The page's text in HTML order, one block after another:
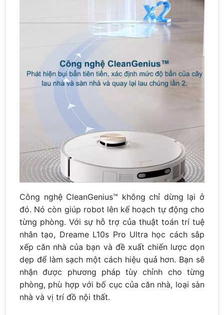
Công nghệ CleanGenius™ không chỉ dừng lại ở
đó. Nó còn giúp robot lên kế hoạch tự động cho
từng phòng. Với sự hỗ trợ của thuật toán trí tuệ
nhân tạo, Dreame L10s Pro Ultra học cách sắp
xếp căn nhà của bạn và đề xuất chiến lược dọn
dẹp để làm sạch một cách hiệu quả hơn. Bạn sẽ
nhận được phương pháp tùy chỉnh cho từng
phòng, phù hợp với bố cục của căn nhà, loại sàn
nhà và vị trí đồ nội thất.